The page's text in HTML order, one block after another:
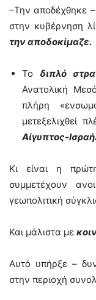
–Την αποδέχθηκε
στην κυβέρνηση
την αποδοκίμαζε.
Το διπλό
Ανατολική
πλήρη
μετεξελιχθεί
Αίγυπτος-
Κι είναι η
συμμετέχουν
γεωπολιτική
Και μάλιστα με
Αυτό υπήρξε –
στην περιοχή